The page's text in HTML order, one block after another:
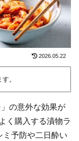
2026.05.22
。
の意外な効果が
く購入する漬物ラ
ミ予防や二日酔い